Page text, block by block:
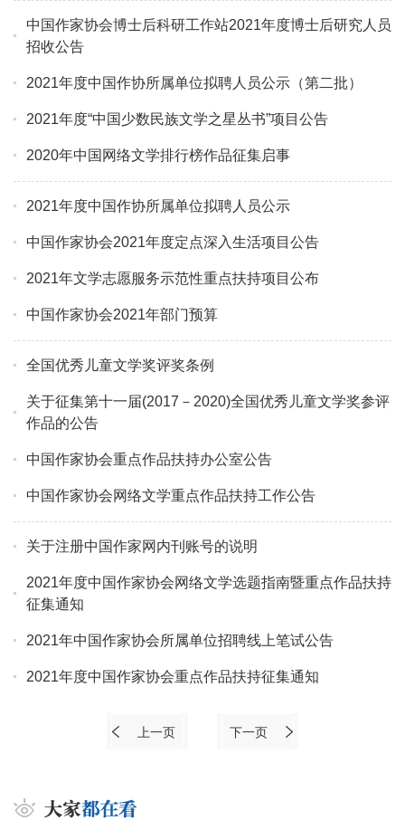
中国作家协会博士后科研工作站2021年度博士后研究人员
招收公告
2021年度中国作协所属单位拟聘人员公示（第二批）
2021年度“中国少数民族文学之星丛书”项目公告
2020年中国网络文学排行榜作品征集启事
2021年度中国作协所属单位拟聘人员公示
中国作家协会2021年度定点深入生活项目公告
2021年文学志愿服务示范性重点扶持项目公布
中国作家协会2021年部门预算
全国优秀儿童文学奖评奖条例
关于征集第十一届(2017－2020)全国优秀儿童文学奖参评
作品的公告
中国作家协会重点作品扶持办公室公告
中国作家协会网络文学重点作品扶持工作公告
关于注册中国作家网内刊账号的说明
2021年度中国作家协会网络文学选题指南暨重点作品扶持
征集通知
2021年中国作家协会所属单位招聘线上笔试公告
2021年度中国作家协会重点作品扶持征集通知
上一页 下一页